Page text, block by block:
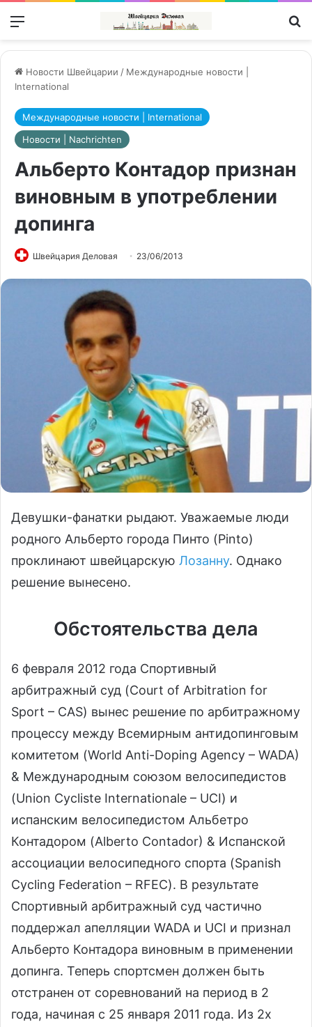
Меню
Новости Швейцарии / Международные новости |
International
Международные новости | International
Новости | Nachrichten
Альберто Контадор признан
виновным в употреблении
допинга
Швейцария Деловая 23/06/2013
Девушки-фанатки рыдают. Уважаемые люди
родного Альберто города Пинто (Pinto)
проклинают швейцарскую Лозанну. Однако
решение вынесено.
Обстоятельства дела
6 февраля 2012 года Спортивный
арбитражный суд (Court of Arbitration for
Sport – CAS) вынес решение по арбитражному
процессу между Всемирным антидопинговым
комитетом (World Anti-Doping Agency – WADA)
& Международным союзом велосипедистов
(Union Cycliste Internationale – UCI) и
испанским велосипедистом Альбетро
Контадором (Alberto Contador) & Испанской
ассоциации велосипедного спорта (Spanish
Cycling Federation – RFEC). В результате
Спортивный арбитражный суд частично
поддержал апелляции WADA и UCI и признал
Альберто Контадора виновным в применении
допинга. Теперь спортсмен должен быть
отстранен от соревнований на период в 2
года, начиная с 25 января 2011 года. Из 2х